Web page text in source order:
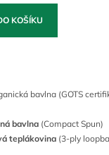
KOŠÍKU
bavlna (GOTS
bavlna (Compact Spun)
teplákovina (3-ply